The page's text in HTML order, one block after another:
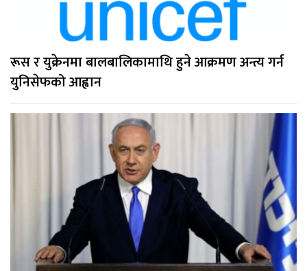
रूस र युक्रेनमा बालबालिकामाथि हुने आक्रमण अन्त्य गर्न
युनिसेफको आह्वान